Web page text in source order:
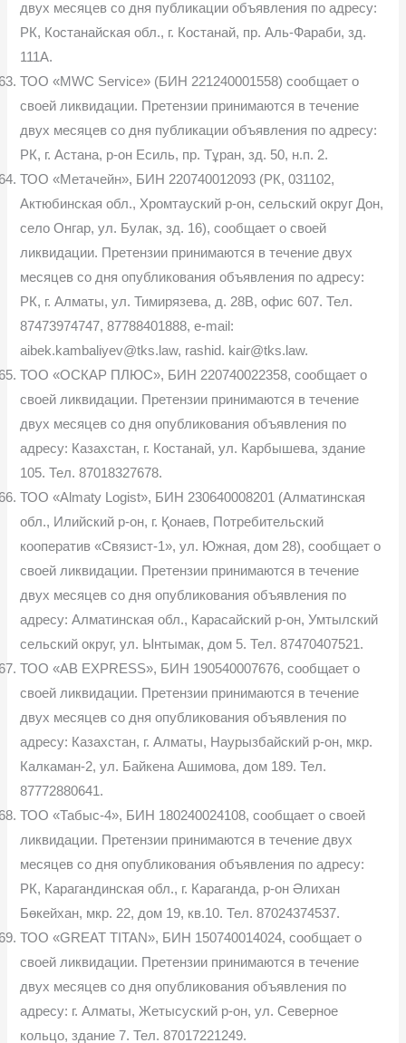
двух месяцев со дня публикации объявления по адресу:
РК, Костанайская обл., г. Костанай, пр. Аль-Фараби, зд.
111А.
ТОО «MWC Service» (БИН 221240001558) сообщает о
своей ликвидации. Претензии принимаются в течение
двух месяцев со дня публикации объявления по адресу:
РК, г. Астана, р-он Есиль, пр. Тұран, зд. 50, н.п. 2.
ТОО «Метачейн», БИН 220740012093 (РК, 031102,
Актюбинская обл., Хромтауский р-он, сельский округ Дон,
село Онгар, ул. Булак, зд. 16), сообщает о своей
ликвидации. Претензии принимаются в течение двух
месяцев со дня опубликования объявления по адресу:
РК, г. Алматы, ул. Тимирязева, д. 28В, офис 607. Тел.
87473974747, 87788401888, e-mail:
aibek.kambaliyev@tks.law, rashid. kair@tks.law.
ТОО «ОСКАР ПЛЮС», БИН 220740022358, сообщает о
своей ликвидации. Претензии принимаются в течение
двух месяцев со дня опубликования объявления по
адресу: Казахстан, г. Костанай, ул. Карбышева, здание
105. Тел. 87018327678.
ТОО «Almaty Logist», БИН 230640008201 (Алматинская
обл., Илийский р-он, г. Қонаев, Потребительский
кооператив «Связист-1», ул. Южная, дом 28), сообщает о
своей ликвидации. Претензии принимаются в течение
двух месяцев со дня опубликования объявления по
адресу: Алматинская обл., Карасайский р-он, Умтылский
сельский округ, ул. Ынтымак, дом 5. Тел. 87470407521.
ТОО «AB EXPRESS», БИН 190540007676, сообщает о
своей ликвидации. Претензии принимаются в течение
двух месяцев со дня опубликования объявления по
адресу: Казахстан, г. Алматы, Наурызбайский р-он, мкр.
Калкаман-2, ул. Байкена Ашимова, дом 189. Тел.
87772880641.
ТОО «Табыс-4», БИН 180240024108, сообщает о своей
ликвидации. Претензии принимаются в течение двух
месяцев со дня опубликования объявления по адресу:
РК, Карагандинская обл., г. Караганда, р-он Әлихан
Бөкейхан, мкр. 22, дом 19, кв.10. Тел. 87024374537.
ТОО «GREAT TITAN», БИН 150740014024, сообщает о
своей ликвидации. Претензии принимаются в течение
двух месяцев со дня опубликования объявления по
адресу: г. Алматы, Жетысуский р-он, ул. Северное
кольцо, здание 7. Тел. 87017221249.